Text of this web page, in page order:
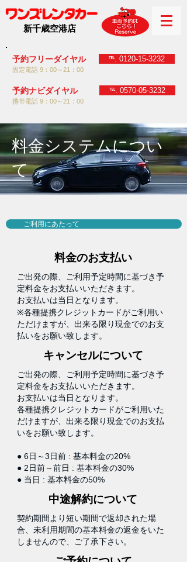
新千歳空港店
予約フリーダイヤル
固定電話 9：00～21：00
℡. 0120-15-3232
予約ナビダイヤル
携帯電話 9：00～21：00
℡. 0570-05-3232
料金システムについ
て
ご利用にあたって
料金のお支払い
ご出発の際、ご利用予定時間に基づき予
定料金をお支払いいただきます。
お支払いは当日となります。
※各種提携クレジットカードがご利用い
ただけますが、出来る限り現金でのお支
払いをお願い致します。
キャンセルについて
ご出発の際、ご利用予定時間に基づき予
定料金をお支払いいただきます。
お支払いは当日となります。
各種提携クレジットカードがご利用いた
だけますが、出来る限り現金でのお支払
いをお願い致します。
● 6日～3日前 : 基本料金の20%
● 2日前～前日 : 基本料金の30%
● 当日 : 基本料金の50%
中途解約について
契約期間より短い期間で返却された場
合、未利用期間の基本料金の返金をいた
しませんので、ご了承下さい。